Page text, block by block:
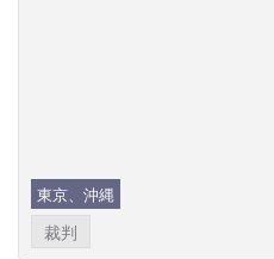
東京、沖縄
裁判